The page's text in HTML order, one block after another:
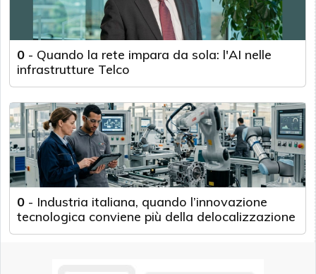
0 - Quando la rete impara da sola: l'AI nelle
infrastrutture Telco
0 - Industria italiana, quando l’innovazione
tecnologica conviene più della delocalizzazione